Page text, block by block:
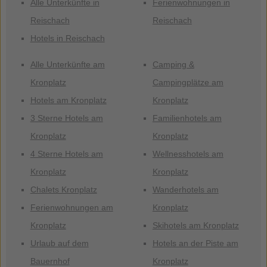
Alle Unterkünfte in
Reischach
Hotels in Reischach
Ferienwohnungen in
Reischach
Alle Unterkünfte am
Kronplatz
Hotels am Kronplatz
3 Sterne Hotels am
Kronplatz
4 Sterne Hotels am
Kronplatz
Chalets Kronplatz
Ferienwohnungen am
Kronplatz
Urlaub auf dem
Bauernhof
Camping &
Campingplätze am
Kronplatz
Familienhotels am
Kronplatz
Wellnesshotels am
Kronplatz
Wanderhotels am
Kronplatz
Skihotels am Kronplatz
Hotels an der Piste am
Kronplatz